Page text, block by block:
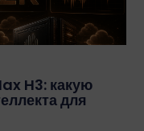
H3: какую
для